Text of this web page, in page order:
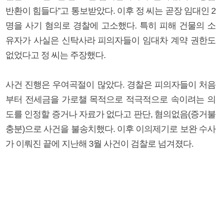
반환이 힘들다”고 통보받았다. 이후 정 씨는 곧장 임대인 2
명을 사기 혐의로 경찰에 고소했다. 특히 피해 건물의 소
유자가 사실은 신탁사라 피의자들이 임대차 계약 권한도
없었다고 정 씨는 주장했다.
사건 진행은 우여곡절이 많았다. 경찰은 피의자들이 처음
부터 전세금을 가로챌 목적으로 적극적으로 속이려는 의
도를 인정할 증거나 자료가 없다고 판단, 혐의없음(증거불
충분)으로 사건을 불송치했다. 이후 이의제기로 보완 수사
가 이뤄진 끝에 지난해 3월 사건이 검찰로 넘겨졌다.